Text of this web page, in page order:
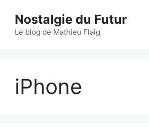
contenu
Nostalgie du Futur
Le blog de Mathieu Flaig
iPhone